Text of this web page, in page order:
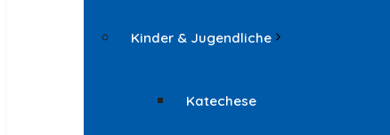
Kinder & Jugendliche
Katechese